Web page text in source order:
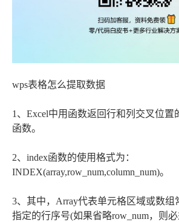
wps表格怎么提取数据
1、Excel中用函数返回行和列交叉位置
函数。
2、index函数的使用格式为：
INDEX(array,row_num,column_num)。
3、其中，Array代表单元格区域或数组
指定的行序号(如果省略row_num，则